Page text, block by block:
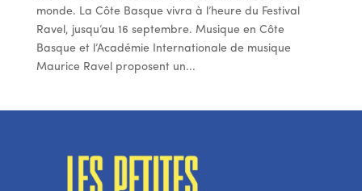
monde. La Côte Basque vivra à l’heure du Festival
Ravel, jusqu’au 16 septembre. Musique en Côte
Basque et l’Académie Internationale de musique
Maurice Ravel proposent un...